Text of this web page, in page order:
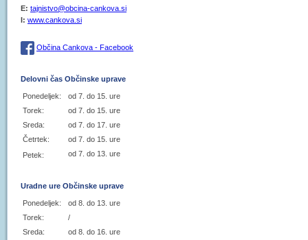
E: tajnistvo@obcina-cankova.si
I: www.cankova.si
Občina Cankova - Facebook
Delovni čas Občinske uprave
Ponedeljek:
od 7. do 15. ure
Torek:
od 7. do 15. ure
Sreda:
od 7. do 17. ure
Četrtek:
od 7. do 15. ure
Petek:
od 7. do 13. ure
Uradne ure Občinske uprave
Ponedeljek:
od 8. do 13. ure
Torek:
/
Sreda:
od 8. do 16. ure